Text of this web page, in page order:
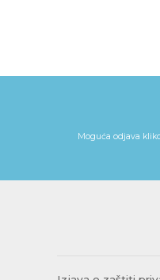
Moguća odjava